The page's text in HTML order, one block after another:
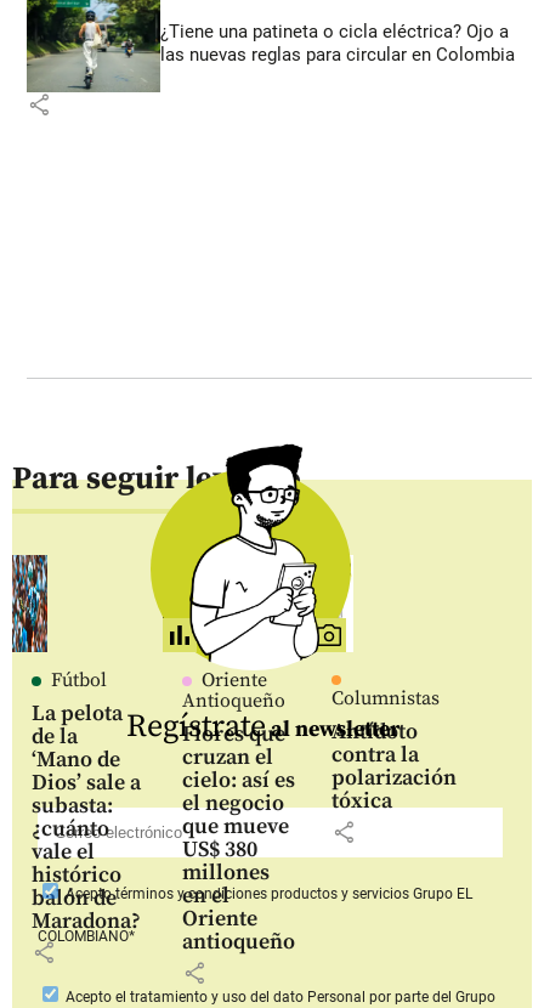
¿Tiene una patineta o cicla eléctrica? Ojo a
las nuevas reglas para circular en Colombia
share
Para seguir leyendo
Fútbol
La pelota
de la
‘Mano de
Dios’ sale a
subasta:
¿cuánto
vale el
histórico
balón de
Maradona?
share
Oriente
Antioqueño
Flores que
cruzan el
cielo: así es
el negocio
que mueve
US$ 380
millones
en el
Oriente
antioqueño
share
Columnistas
Antídoto
contra la
polarización
tóxica
share
Regístrateal newsletter
Aceptotérminos y condiciones productos y serviciosGrupo EL
COLOMBIANO*
Acepto el tratamiento y uso del dato Personal por parte del Grupo